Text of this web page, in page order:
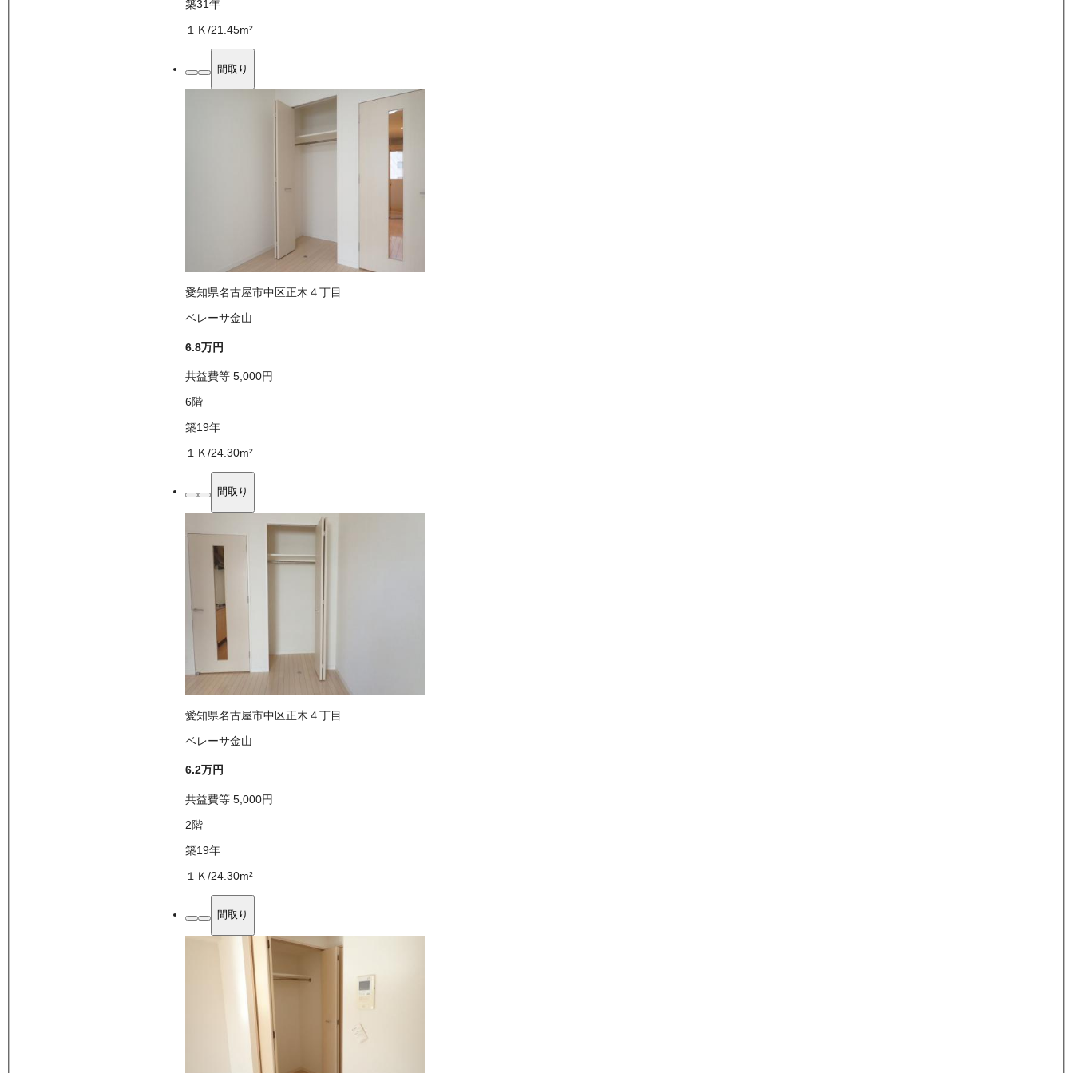
築31年
１Ｋ/21.45m²
間取り
愛知県名古屋市中区正木４丁目
ベレーサ金山
6.8万円
共益費等 5,000円
6階
築19年
１Ｋ /24.30m²
間取り
愛知県名古屋市中区正木４丁目
ベレーサ金山
6.2万円
共益費等 5,000円
2階
築19年
１Ｋ /24.30m²
間取り